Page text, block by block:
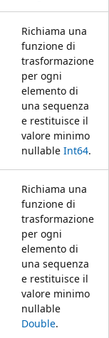
Richiama una
funzione di
trasformazione
per ogni
elemento di
una sequenza
e restituisce il
valore minimo
nullable Int64.
Richiama una
funzione di
trasformazione
per ogni
elemento di
una sequenza
e restituisce il
valore minimo
nullable
Double.